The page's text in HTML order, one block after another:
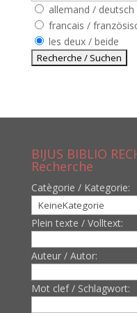
allemand / deutsch
francais /
les deux / beide
BIJUS BIBLIO
Recherche
Catègorie / Kategorie:
Plein texte / Volltext:
Auteur / Autor:
Mot clef / Schlagwort: